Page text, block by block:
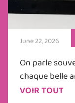
June 22, 2026
On parle
chaque belle
VOIR TOUT